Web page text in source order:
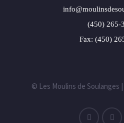
(450) 265-
Fax: (450)
© Les Moulins de Soulanges